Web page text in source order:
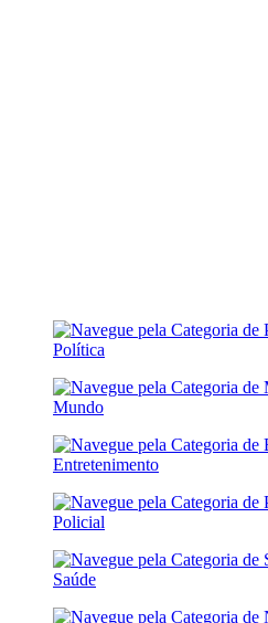
Política
Mundo
Entretenimento
Policial
Saúde